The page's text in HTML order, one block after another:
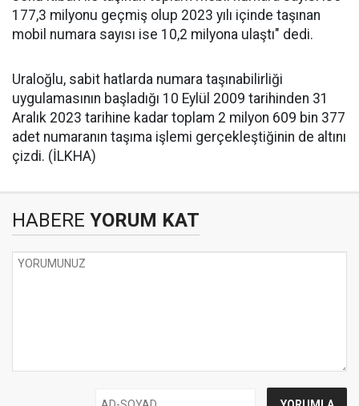
177,3 milyonu geçmiş olup 2023 yılı içinde taşınan
mobil numara sayısı ise 10,2 milyona ulaştı" dedi.
Uraloğlu, sabit hatlarda numara taşınabilirliği
uygulamasının başladığı 10 Eylül 2009 tarihinden 31
Aralık 2023 tarihine kadar toplam 2 milyon 609 bin 377
adet numaranın taşıma işlemi gerçekleştiğinin de altını
çizdi. (İLKHA)
HABERE YORUM KAT